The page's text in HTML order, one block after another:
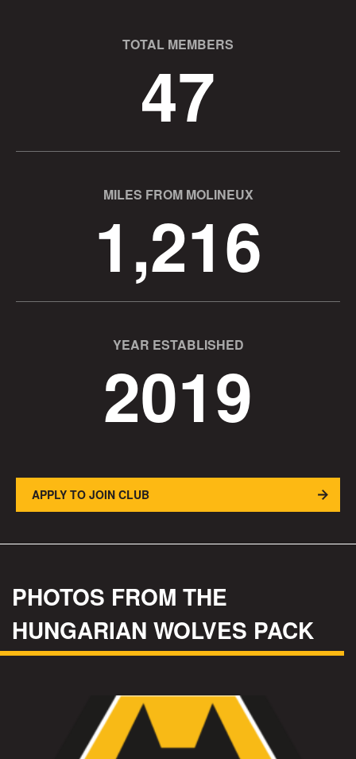
TOTAL MEMBERS
47
MILES FROM MOLINEUX
1,216
YEAR ESTABLISHED
2019
APPLY TO JOIN CLUB
PHOTOS FROM THE
HUNGARIAN WOLVES PACK